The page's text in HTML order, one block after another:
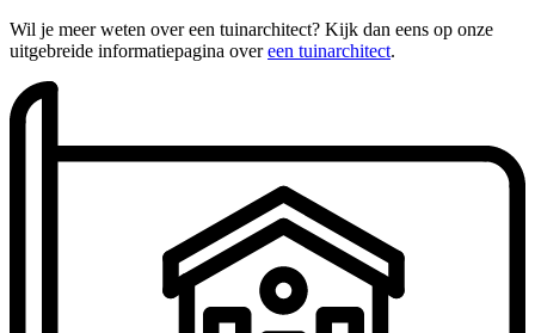
Wil je meer weten over een tuinarchitect? Kijk dan eens op onze
uitgebreide informatiepagina overeen tuinarchitect.